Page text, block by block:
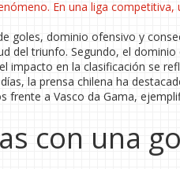
En una liga competitiva,
goles, dominio ofensivo y
del triunfo. Segundo, el
impacto en la clasificación se
la prensa chilena ha
frente a Vasco da Gama,
con una